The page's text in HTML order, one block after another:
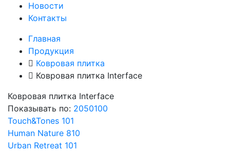
Новости
Контакты
Главная
Продукция
Ковровая плитка
Ковровая плитка Interface
Ковровая плитка Interface
Показывать по: 2050100
Touch&Tones 101
Human Nature 810
Urban Retreat 101